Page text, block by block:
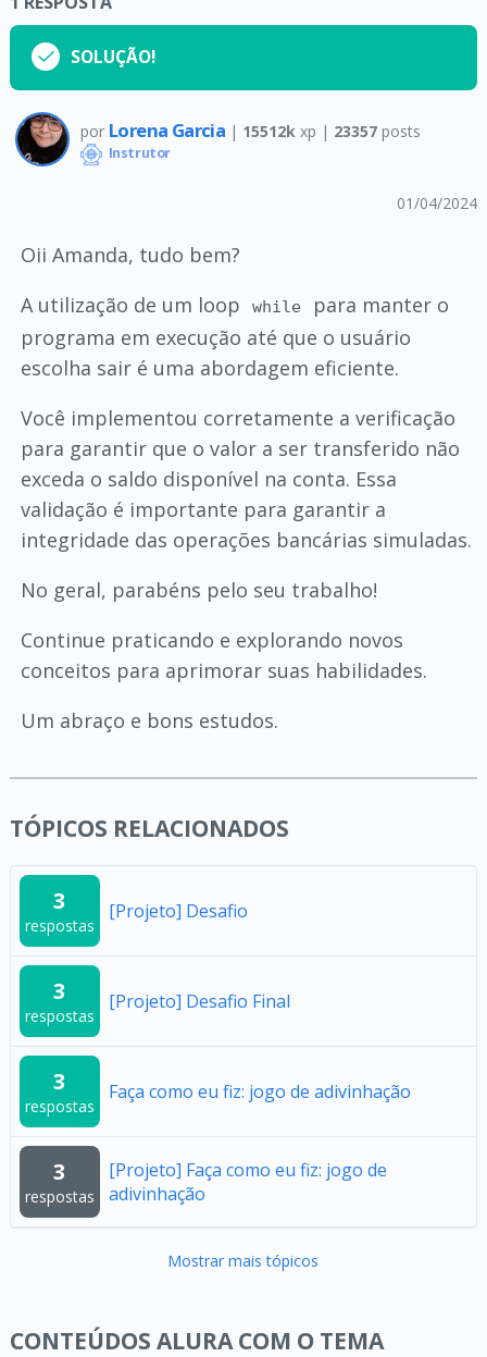
SOLUÇÃO!
por Lorena Garcia | 15512k xp | 23357posts
Instrutor
01/04/2024
Oii Amanda, tudo bem?
A utilização de um loop
while
para manter o
programa em execução até que o usuário
escolha sair é uma abordagem eficiente.
Você implementou corretamente a verificação
para garantir que o valor a ser transferido não
exceda o saldo disponível na conta. Essa
validação é importante para garantir a
integridade das operações bancárias simuladas.
No geral, parabéns pelo seu trabalho!
Continue praticando e explorando novos
conceitos para aprimorar suas habilidades.
Um abraço e bons estudos.
TÓPICOS RELACIONADOS
3
respostas
[Projeto] Desafio
3
respostas
[Projeto] Desafio Final
3
respostas
Faça como eu fiz: jogo de adivinhação
3
respostas
[Projeto] Faça como eu fiz: jogo de
adivinhação
Mostrar mais tópicos
CONTEÚDOS ALURA COM O TEMA